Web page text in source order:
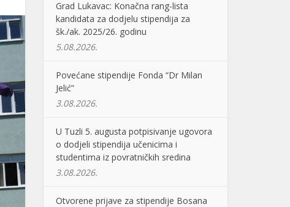
Grad Lukavac: Konačna rang-lista
kandidata za dodjelu stipendija za
šk./ak. 2025/26. godinu
5.08.2026.
Povećane stipendije Fonda “Dr Milan
Jelić”
3.08.2026.
U Tuzli 5. augusta potpisivanje ugovora
o dodjeli stipendija učenicima i
studentima iz povratničkih sredina
3.08.2026.
Otvorene prijave za stipendije Bosana